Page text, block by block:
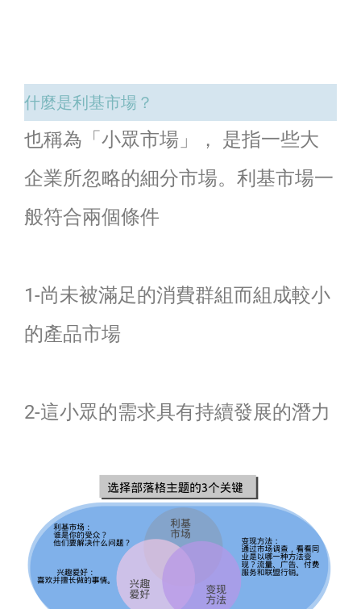
什麼是利基市場？
也稱為「小眾市場」， 是指一些大
企業所忽略的細分市場。利基市場一
般符合兩個條件
1-尚未被滿足的消費群組而組成較小
的產品市場
2-這小眾的需求具有持續發展的潛力